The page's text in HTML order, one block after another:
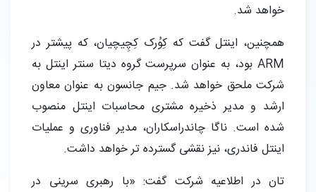
خواهد شد.
همچنین، اینتل گفت که کِوُرک کِچِیچیان، که پیشتر در
ARM بود، به عنوان سرپرست گروه دیتا سنتر اینتل به
شرکت ملحق خواهد شد. جیم جانسون به عنوان معاون
ارشد و مدیر ذخیره مشتری محاسبات اینتل منصوب
شده است. ناگا چاندراسکاران، مدیر فناوری و عملیات
اینتل فاندری، نیز نقشی گسترده تر خواهد داشت.
تان در اطلاعیه شرکت گفت: «با رهبری سرینی در